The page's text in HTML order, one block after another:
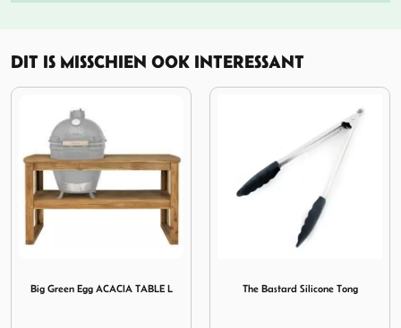
DIT IS MISSCHIEN OOK INTERESSANT
The Bastard Silicone Tong
The Bastard Drip Pan C Half